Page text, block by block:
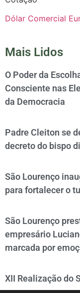
Dólar Comercial
Mais Lidos
O Poder da
Consciente nas
da Democracia
Padre Cleiton se
decreto do bispo
São Lourenço
para fortalecer o
São Lourenço
empresário
marcada por
XII Realização do